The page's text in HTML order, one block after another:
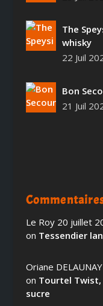
The
whisky
22 Juil
Bon
21 Juil
Le Roy 20 juillet
on Tessendier
Oriane DELAUNAY
on Tourtel Twist,
sucre